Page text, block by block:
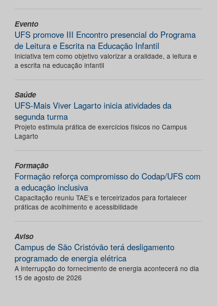
Evento
UFS promove III Encontro presencial do Programa
de Leitura e Escrita na Educação Infantil
Iniciativa tem como objetivo valorizar a oralidade, a leitura e
a escrita na educação infantil
Saúde
UFS-Mais Viver Lagarto inicia atividades da
segunda turma
Projeto estimula prática de exercícios físicos no Campus
Lagarto
Formação
Formação reforça compromisso do Codap/UFS com
a educação inclusiva
Capacitação reuniu TAE’s e terceirizados para fortalecer
práticas de acolhimento e acessibilidade
Aviso
Campus de São Cristóvão terá desligamento
programado de energia elétrica
A interrupção do fornecimento de energia acontecerá no dia
15 de agosto de 2026